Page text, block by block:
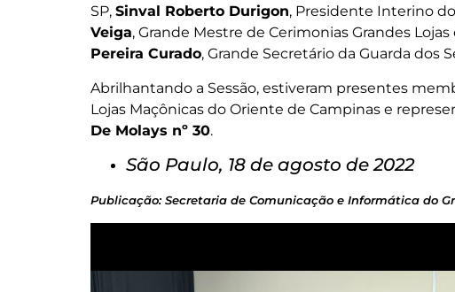
SP, Sinval Roberto Durigon, Presidente Interino
Veiga, Grande Mestre de Cerimonias Grandes Lojas
Pereira Curado, Grande Secretário da Guarda dos
Abrilhantando a Sessão, estiveram presentes
Lojas Maçônicas do Oriente de Campinas e
De Molays nº 30.
São Paulo, 18 de agosto de 2022
Publicação: Secretaria de Comunicação e Informática do